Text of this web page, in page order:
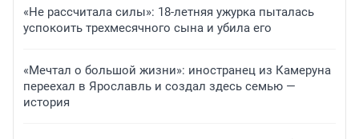
«Не рассчитала силы»: 18-летняя ужурка пыталась
успокоить трехмесячного сына и убила его
«Мечтал о большой жизни»: иностранец из Камеруна
переехал в Ярославль и создал здесь семью —
история